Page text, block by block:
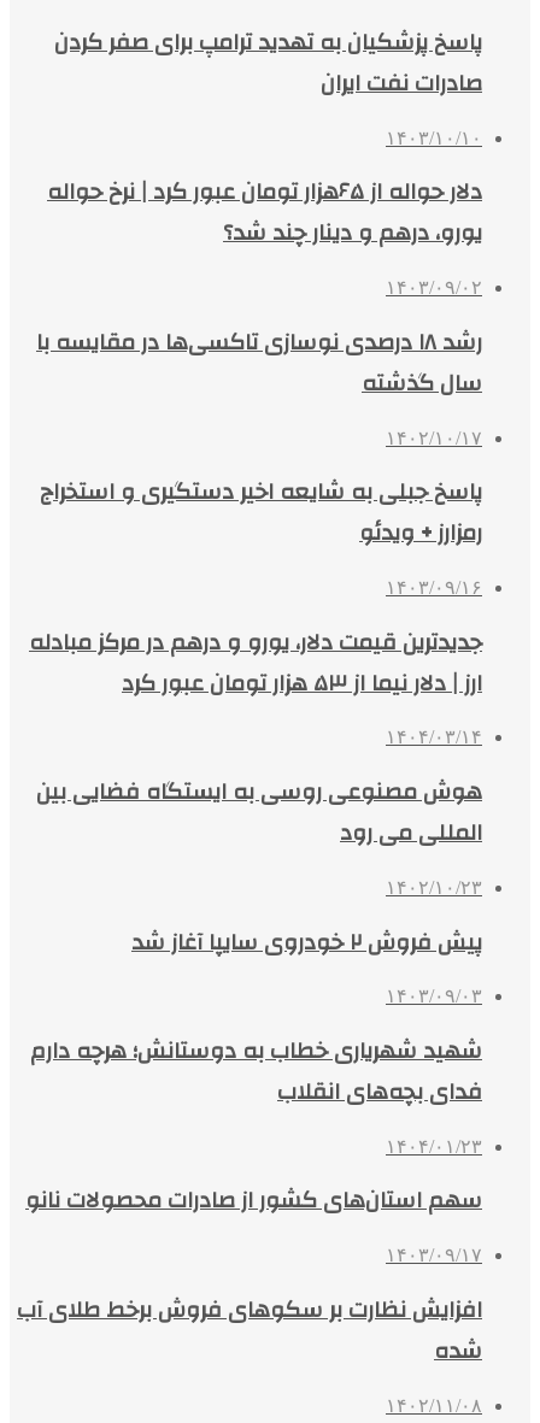
پاسخ پزشکیان به تهدید ترامپ برای صفر کردن
صادرات نفت ایران
۱۴۰۳/۱۰/۱۰
دلار حواله از ۶۵هزار تومان عبور کرد | نرخ حواله
یورو، درهم و دینار چند شد؟
۱۴۰۳/۰۹/۰۲
رشد ۱۸ درصدی نوسازی تاکسی‌ها در مقایسه با
سال گذشته
۱۴۰۲/۱۰/۱۷
پاسخ جبلی به شایعه اخیر دستگیری و استخراج
رمزارز + ویدئو
۱۴۰۳/۰۹/۱۶
جدیدترین قیمت دلار، یورو و درهم در مرکز مبادله
ارز | دلار نیما از ۵۳ هزار تومان عبور کرد
۱۴۰۴/۰۳/۱۴
هوش مصنوعی روسی به ایستگاه فضایی بین
المللی می رود
۱۴۰۲/۱۰/۲۳
پیش فروش ۲ خودروی سایپا آغاز شد
۱۴۰۳/۰۹/۰۳
شهید شهریاری خطاب به دوستانش؛ هرچه دارم
فدای بچه‌های انقلاب
۱۴۰۴/۰۱/۲۳
سهم استان‌های کشور از صادرات محصولات نانو
۱۴۰۳/۰۹/۱۷
افزایش نظارت بر سکوهای فروش برخط طلای آب‌
شده
۱۴۰۲/۱۱/۰۸